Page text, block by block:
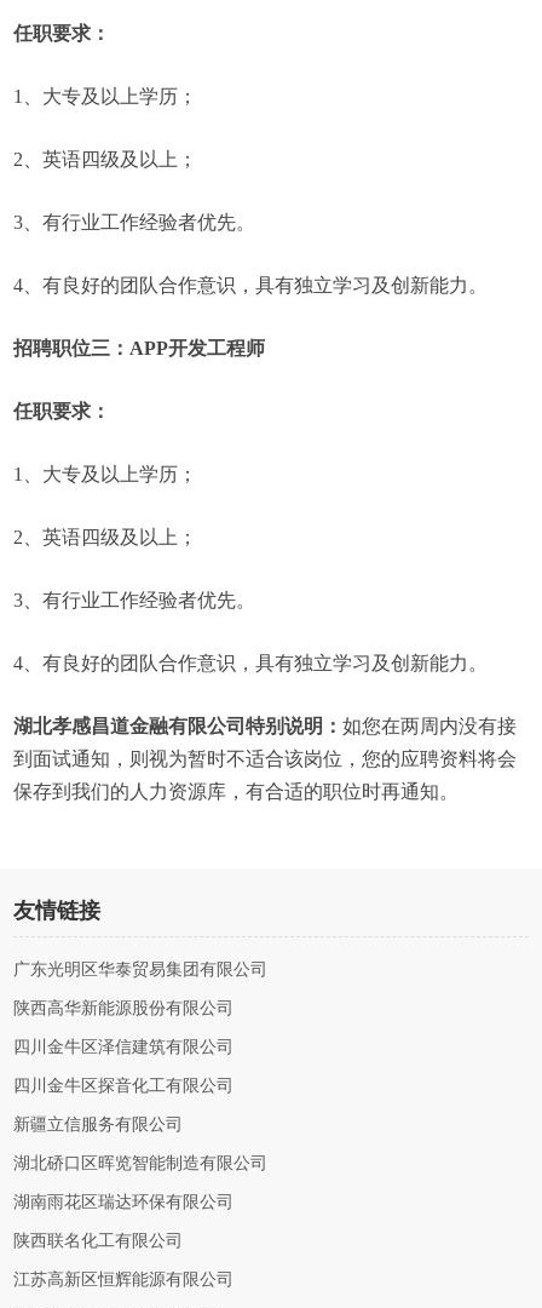
任职要求：
1、大专及以上学历；
2、英语四级及以上；
3、有行业工作经验者优先。
4、有良好的团队合作意识，具有独立学习及创新能力。
招聘职位三：APP开发工程师
任职要求：
1、大专及以上学历；
2、英语四级及以上；
3、有行业工作经验者优先。
4、有良好的团队合作意识，具有独立学习及创新能力。
湖北孝感昌道金融有限公司特别说明：如您在两周内没有接
到面试通知，则视为暂时不适合该岗位，您的应聘资料将会
保存到我们的人力资源库，有合适的职位时再通知。
友情链接
广东光明区华泰贸易集团有限公司
陕西高华新能源股份有限公司
四川金牛区泽信建筑有限公司
四川金牛区探音化工有限公司
新疆立信服务有限公司
湖北硚口区晖览智能制造有限公司
湖南雨花区瑞达环保有限公司
陕西联名化工有限公司
江苏高新区恒辉能源有限公司